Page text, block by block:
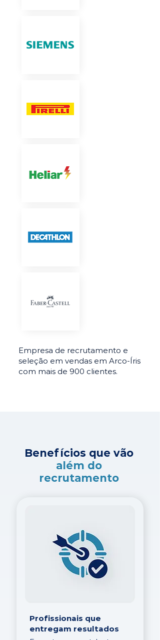
Empresa de recrutamento e
seleção em vendas em Arco-Íris
com mais de 900 clientes.
Benefícios que vão
além do
recrutamento
Profissionais que
entregam resultados